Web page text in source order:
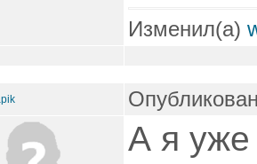
Изменил(а)
А я уже